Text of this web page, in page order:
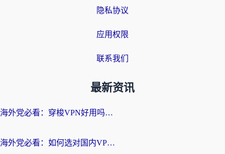
隐私协议
应用权限
联系我们
最新资讯
海外党必看：穿梭VPN好用吗？和云帆VPN对比哪个回国效果更好？附真实测评+避坑指南
海外党必看：如何选对国内VPN，实现无缝访问国内资源？